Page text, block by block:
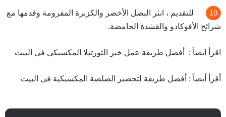
للتقديم ، انثر البصل الأخضر والكزبرة المفرومة وقدمها مع
شرائح الأفوكادو والقشدة الحامضة.
اقرأ ايضاً : أفضل طريقة عمل خبز التورتيلا المكسيكى فى البيت
أقرأ أيضاً : أفضل طريقة لتحضير الصلصة المكسيكية فى البيت